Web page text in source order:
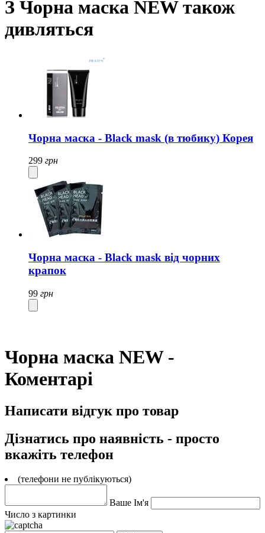
З Чорна маска NEW також
дивляться
Чорна маска - Black mask (в тюбику) Корея
299 грн
Чорна маска - Black mask від чорних
крапок
99 грн
Чорна маска NEW -
Коментарі
Написати відгук про товар
Дізнатись про наявність - просто
вкажіть телефон
(телефони не публікуються)
Ваше Ім'я
Число з картинки